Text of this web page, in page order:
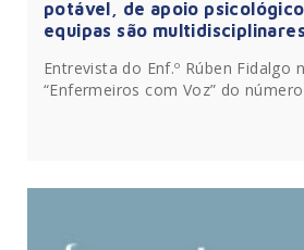
potável, de apoio
equipas são
Entrevista do Enf.º Rúben Fidalgo
“Enfermeiros com Voz” do